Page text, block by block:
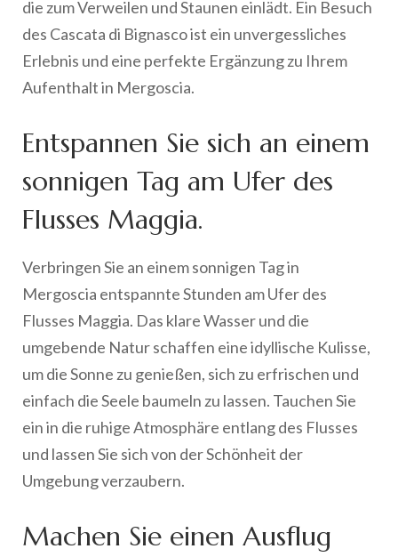
die zum Verweilen und Staunen einlädt. Ein Besuch
des Cascata di Bignasco ist ein unvergessliches
Erlebnis und eine perfekte Ergänzung zu Ihrem
Aufenthalt in Mergoscia.
Entspannen Sie sich an einem
sonnigen Tag am Ufer des
Flusses Maggia.
Verbringen Sie an einem sonnigen Tag in
Mergoscia entspannte Stunden am Ufer des
Flusses Maggia. Das klare Wasser und die
umgebende Natur schaffen eine idyllische Kulisse,
um die Sonne zu genießen, sich zu erfrischen und
einfach die Seele baumeln zu lassen. Tauchen Sie
ein in die ruhige Atmosphäre entlang des Flusses
und lassen Sie sich von der Schönheit der
Umgebung verzaubern.
Machen Sie einen Ausflug